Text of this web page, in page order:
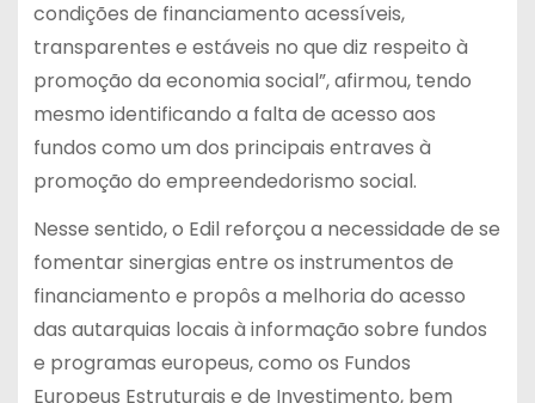
condições de financiamento acessíveis,
transparentes e estáveis no que diz respeito à
promoção da economia social”, afirmou, tendo
mesmo identificando a falta de acesso aos
fundos como um dos principais entraves à
promoção do empreendedorismo social.
Nesse sentido, o Edil reforçou a necessidade de se
fomentar sinergias entre os instrumentos de
financiamento e propôs a melhoria do acesso
das autarquias locais à informação sobre fundos
e programas europeus, como os Fundos
Europeus Estruturais e de Investimento, bem